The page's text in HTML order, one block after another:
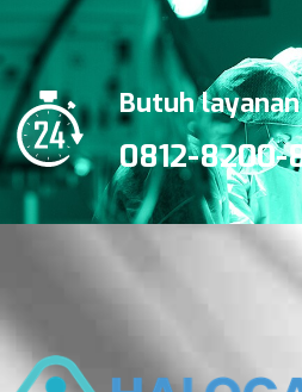
Butuh
0812-8200-